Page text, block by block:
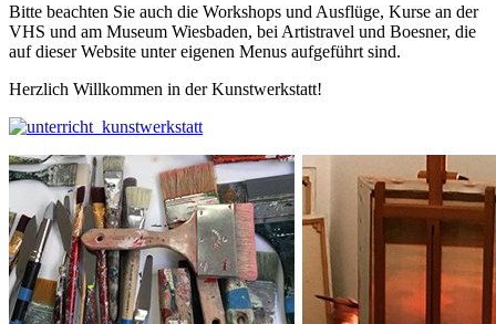
Bitte beachten Sie auch die Workshops und Ausflüge, Kurse an der
VHS und am Museum Wiesbaden, bei Artistravel und Boesner, die
auf dieser Website unter eigenen Menus aufgeführt sind.
Herzlich Willkommen in der Kunstwerkstatt!